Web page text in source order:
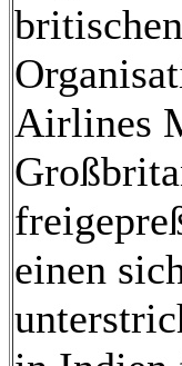
Airlines
einen